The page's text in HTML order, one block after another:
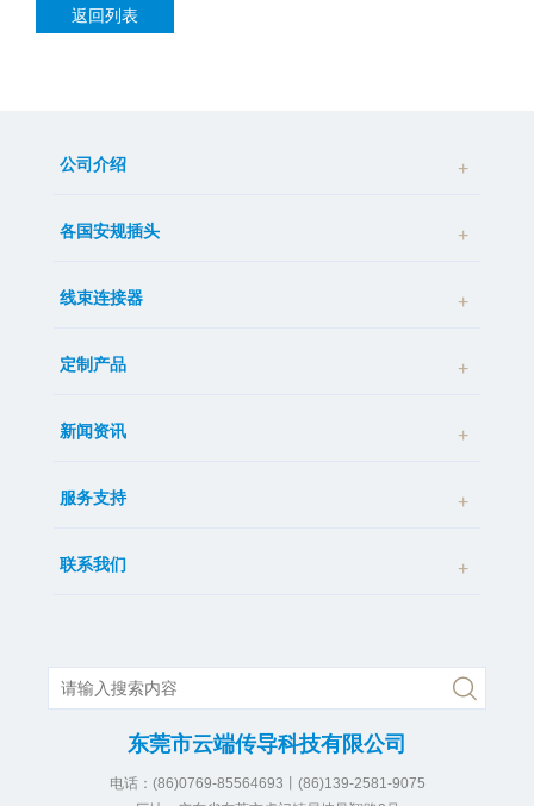
返回列表
公司介绍
各国安规插头
线束连接器
定制产品
新闻资讯
服务支持
联系我们
东莞市云端传导科技有限公司
电话：(86)0769-85564693丨(86)139-2581-9075